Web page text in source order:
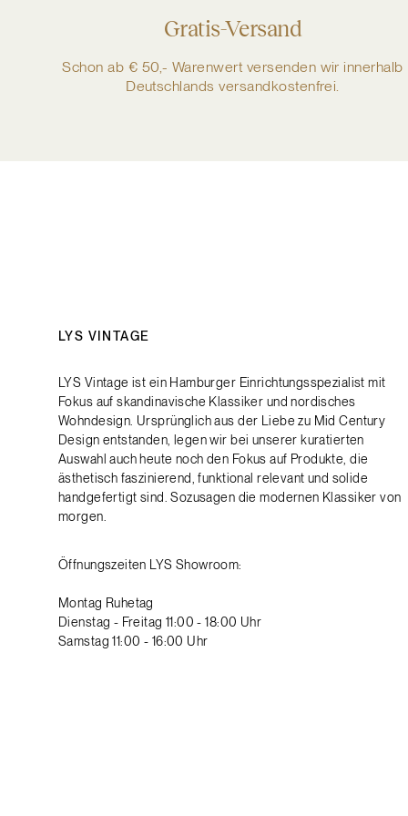
Gratis-Versand
Schon ab € 50,- Warenwert versenden wir innerhalb
Deutschlands versandkostenfrei.
LYS VINTAGE
LYS Vintage ist ein Hamburger Einrichtungsspezialist mit
Fokus auf skandinavische Klassiker und nordisches
Wohndesign. Ursprünglich aus der Liebe zu Mid Century
Design entstanden, legen wir bei unserer kuratierten
Auswahl auch heute noch den Fokus auf Produkte, die
ästhetisch faszinierend, funktional relevant und solide
handgefertigt sind. Sozusagen die modernen Klassiker von
morgen.
Öffnungszeiten LYS Showroom:
Montag Ruhetag
Dienstag - Freitag 11:00 - 18:00 Uhr
Samstag 11:00 - 16:00 Uhr